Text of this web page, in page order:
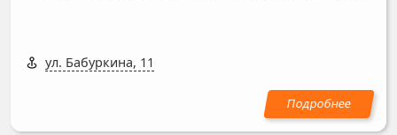
ул. Бабуркина, 11